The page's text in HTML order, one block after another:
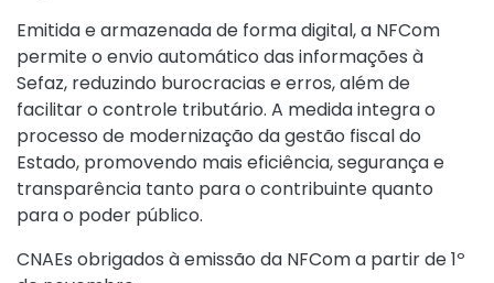
Emitida e armazenada de forma digital, a NFCom
permite o envio automático das informações à
Sefaz, reduzindo burocracias e erros, além de
facilitar o controle tributário. A medida integra o
processo de modernização da gestão fiscal do
Estado, promovendo mais eficiência, segurança e
transparência tanto para o contribuinte quanto
para o poder público.
CNAEs obrigados à emissão da NFCom a partir de 1º